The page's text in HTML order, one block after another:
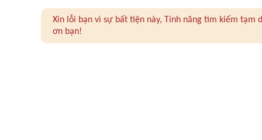
Xin lỗi bạn vì sự bất tiện này, Tính năng tìm kiếm
ơn bạn!